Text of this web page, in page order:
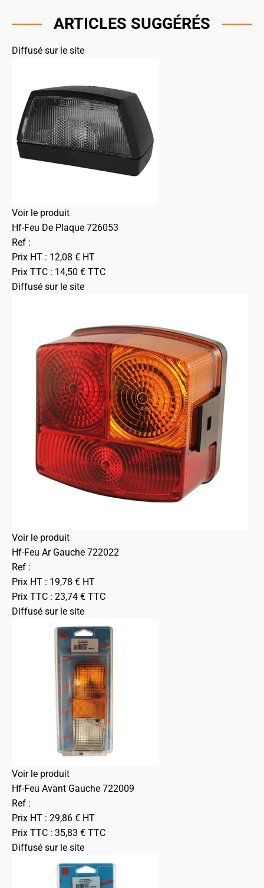
ARTICLES SUGGÉRÉS
Diffusé sur le site
Voir le produit
Hf-Feu De Plaque 726053
Ref :
Prix HT : 12,08 € HT
Prix TTC : 14,50 € TTC
Diffusé sur le site
Voir le produit
Hf-Feu Ar Gauche 722022
Ref :
Prix HT : 19,78 € HT
Prix TTC : 23,74 € TTC
Diffusé sur le site
Voir le produit
Hf-Feu Avant Gauche 722009
Ref :
Prix HT : 29,86 € HT
Prix TTC : 35,83 € TTC
Diffusé sur le site